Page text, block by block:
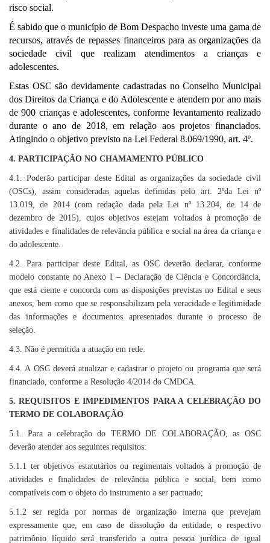
risco social.
É sabido que o município de Bom Despacho investe uma gama de
recursos, através de repasses financeiros para as organizações da
sociedade civil que realizam atendimentos a crianças e
adolescentes.
Estas OSC são devidamente cadastradas no Conselho Municipal
dos Direitos da Criança e do Adolescente e atendem por ano mais
de 900 crianças e adolescentes, conforme levantamento realizado
durante o ano de 2018, em relação aos projetos financiados.
Atingindo o objetivo previsto na Lei Federal 8.069/1990, art. 4º.
4. PARTICIPAÇÃO NO CHAMAMENTO PÚBLICO
4.1. Poderão participar deste Edital as organizações da sociedade civil
(OSCs), assim consideradas aquelas definidas pelo art. 2ºda Lei nº
13.019, de 2014 (com redação dada pela Lei nº 13.204, de 14 de
dezembro de 2015), cujos objetivos estejam voltados à promoção de
atividades e finalidades de relevância pública e social na área da criança e
do adolescente.
4.2. Para participar deste Edital, as OSC deverão declarar, conforme
modelo constante no Anexo I – Declaração de Ciência e Concordância,
que está ciente e concorda com as disposições previstas no Edital e seus
anexos, bem como que se responsabilizam pela veracidade e legitimidade
das informações e documentos apresentados durante o processo de
seleção.
4.3. Não é permitida a atuação em rede.
4.4. A OSC deverá atualizar e cadastrar o projeto ou programa que será
financiado, conforme a Resolução 4/2014 do CMDCA.
5. REQUISITOS E IMPEDIMENTOS PARA A CELEBRAÇÃO DO
TERMO DE COLABORAÇÃO
5.1. Para a celebração do TERMO DE COLABORAÇÃO, as OSC
deverão atender aos seguintes requisitos:
5.1.1 ter objetivos estatutários ou regimentais voltados à promoção de
atividades e finalidades de relevância pública e social, bem como
compatíveis com o objeto do instrumento a ser pactuado;
5.1.2 ser regida por normas de organização interna que prevejam
expressamente que, em caso de dissolução da entidade, o respectivo
patrimônio líquido será transferido a outra pessoa jurídica de igual